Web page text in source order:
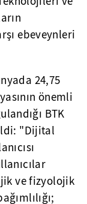
ebeveynleri
24,75
önemli
BTK
"Dijital
ve fizyolojik